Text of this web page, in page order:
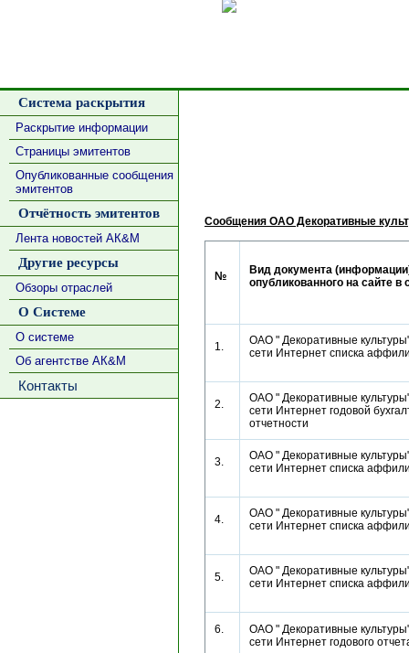
Система раскрытия
Раскрытие информации
Страницы эмитентов
Опубликованные сообщения
эмитентов
Отчётность эмитентов
Лента новостей АК&М
Другие ресурсы
Обзоры отраслей
О Системе
О системе
Об агентстве АК&М
Контакты
Сообщения ОАО Декоративные
№
Вид документа
опубликованного на сайте в
1.
ОАО " Декоративные
сети Интернет списка
2.
ОАО " Декоративные
сети Интернет годовой
отчетности
3.
ОАО " Декоративные
сети Интернет списка
4.
ОАО " Декоративные
сети Интернет списка
5.
ОАО " Декоративные
сети Интернет списка
6.
ОАО " Декоративные
сети Интернет годового